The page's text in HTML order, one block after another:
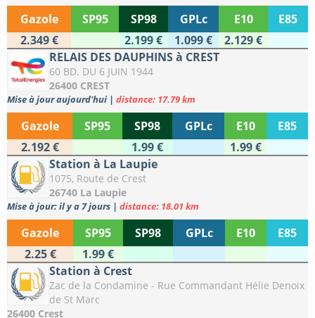
Gazole SP95 SP98 GPLc E10
E85
2.349 €
2.199 € 1.099 €
2.129 €
RELAIS DES DAUPHINS à CREST
60 BD. DU 6 JUIN 1944
26400 CREST
Mise à jour aujourd'hui | distance: 17.79 km
Gazole SP95 SP98 GPLc E10
E85
2.192 €
1.99 €
1.99 €
Station à La Laupie
1075, Route de Crest
26740 La Laupie
Mise à jour: il y a 7 jours | distance: 18.01 km
Gazole SP95 SP98 GPLc E10
E85
2.25 €
1.99 €
Station à Crest
Zac de la Condamine - Rue Commandant Hélie Denoix
de St Marc
26400 Crest